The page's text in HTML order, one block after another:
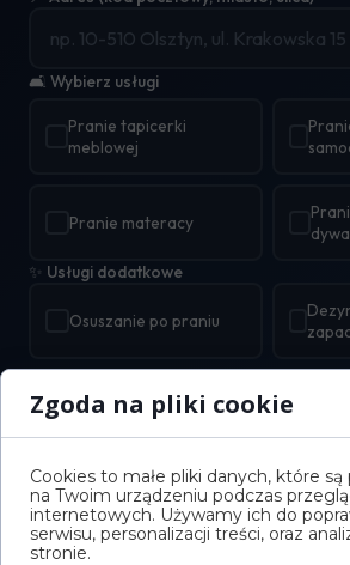
Zgoda na pliki cookie
Cookies to małe pliki danych, które
na Twoim urządzeniu podczas
internetowych. Używamy ich do
serwisu, personalizacji treści, oraz
stronie.